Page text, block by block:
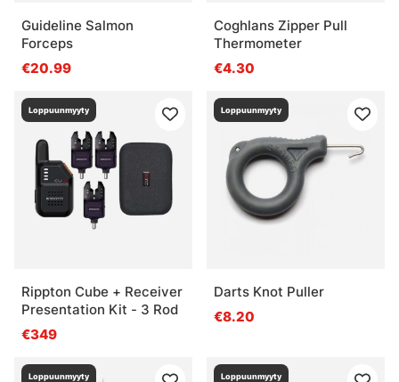
Guideline Salmon
Forceps
€20.99
Coghlans Zipper Pull
Thermometer
€4.30
Loppuunmyyty
Rippton Cube + Receiver
Presentation Kit - 3 Rod
€349
Loppuunmyyty
Darts Knot Puller
€8.20
Loppuunmyyty Loppuunmyyty